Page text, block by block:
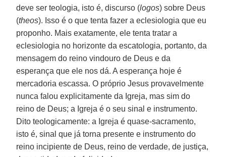
deve ser teologia, isto é, discurso (logos) sobre Deus
(theos). Isso é o que tenta fazer a eclesiologia que eu
proponho. Mais exatamente, ele tenta tratar a
eclesiologia no horizonte da escatologia, portanto, da
mensagem do reino vindouro de Deus e da
esperança que ele nos dá. A esperança hoje é
mercadoria escassa. O próprio Jesus provavelmente
nunca falou explicitamente da Igreja, mas sim do
reino de Deus; a Igreja é o seu sinal e instrumento.
Dito teologicamente: a Igreja é quase-sacramento,
isto é, sinal que já torna presente e instrumento do
reino incipiente de Deus, reino de verdade, de justiça,